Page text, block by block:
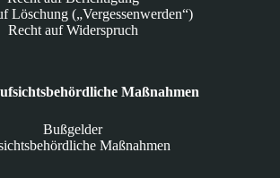
Löschung („Vergessenwerden“)
Recht auf Widerspruch
Maßnahmen
Bußgelder
Maßnahmen